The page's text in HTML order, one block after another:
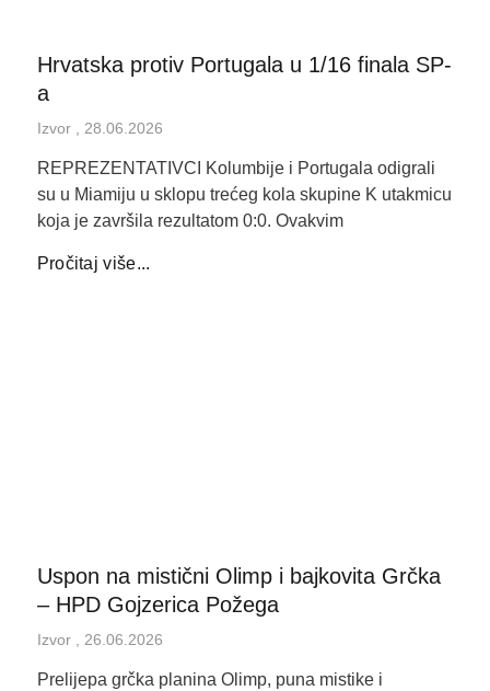
Hrvatska protiv Portugala u 1/16 finala SP-
a
Izvor 28.06.2026
REPREZENTATIVCI Kolumbije i Portugala odigrali
su u Miamiju u sklopu trećeg kola skupine K utakmicu
koja je završila rezultatom 0:0. Ovakvim
Pročitaj više...
Uspon na mistični Olimp i bajkovita Grčka
– HPD Gojzerica Požega
Izvor 26.06.2026
Prelijepa grčka planina Olimp, puna mistike i